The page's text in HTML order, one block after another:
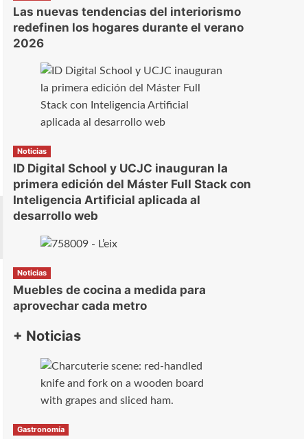
Las nuevas tendencias del interiorismo
redefinen los hogares durante el verano
2026
Noticias
ID Digital School y UCJC inauguran la
primera edición del Máster Full Stack con
Inteligencia Artificial aplicada al
desarrollo web
Noticias
Muebles de cocina a medida para
aprovechar cada metro
+ Noticias
Gastronomía